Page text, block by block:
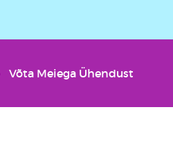
Võta Meiega Ühendust